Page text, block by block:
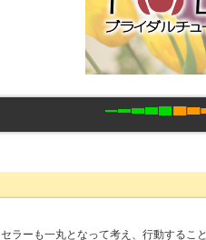
ラーも一丸となって考え、行動すること